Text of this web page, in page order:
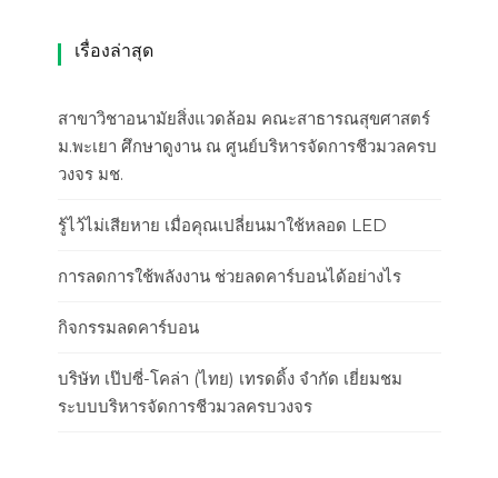
เรื่องล่าสุด
สาขาวิชาอนามัยสิ่งแวดล้อม คณะสาธารณสุขศาสตร์
ม.พะเยา ศึกษาดูงาน ณ ศูนย์บริหารจัดการชีวมวลครบ
วงจร มช.
รู้ไว้ไม่เสียหาย เมื่อคุณเปลี่ยนมาใช้หลอด LED
การลดการใช้พลังงาน ช่วยลดคาร์บอนได้อย่างไร
กิจกรรมลดคาร์บอน
บริษัท เป๊ปซี่-โคล่า (ไทย) เทรดดิ้ง จำกัด เยี่ยมชม
ระบบบริหารจัดการชีวมวลครบวงจร